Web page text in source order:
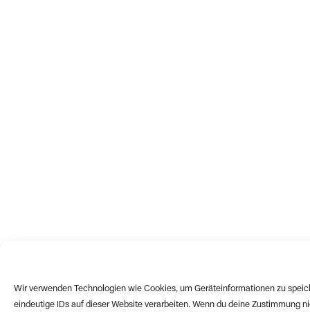
Wir verwenden Technologien wie Cookies, um Geräteinformationen zu
eindeutige IDs auf dieser Website verarbeiten. Wenn du deine